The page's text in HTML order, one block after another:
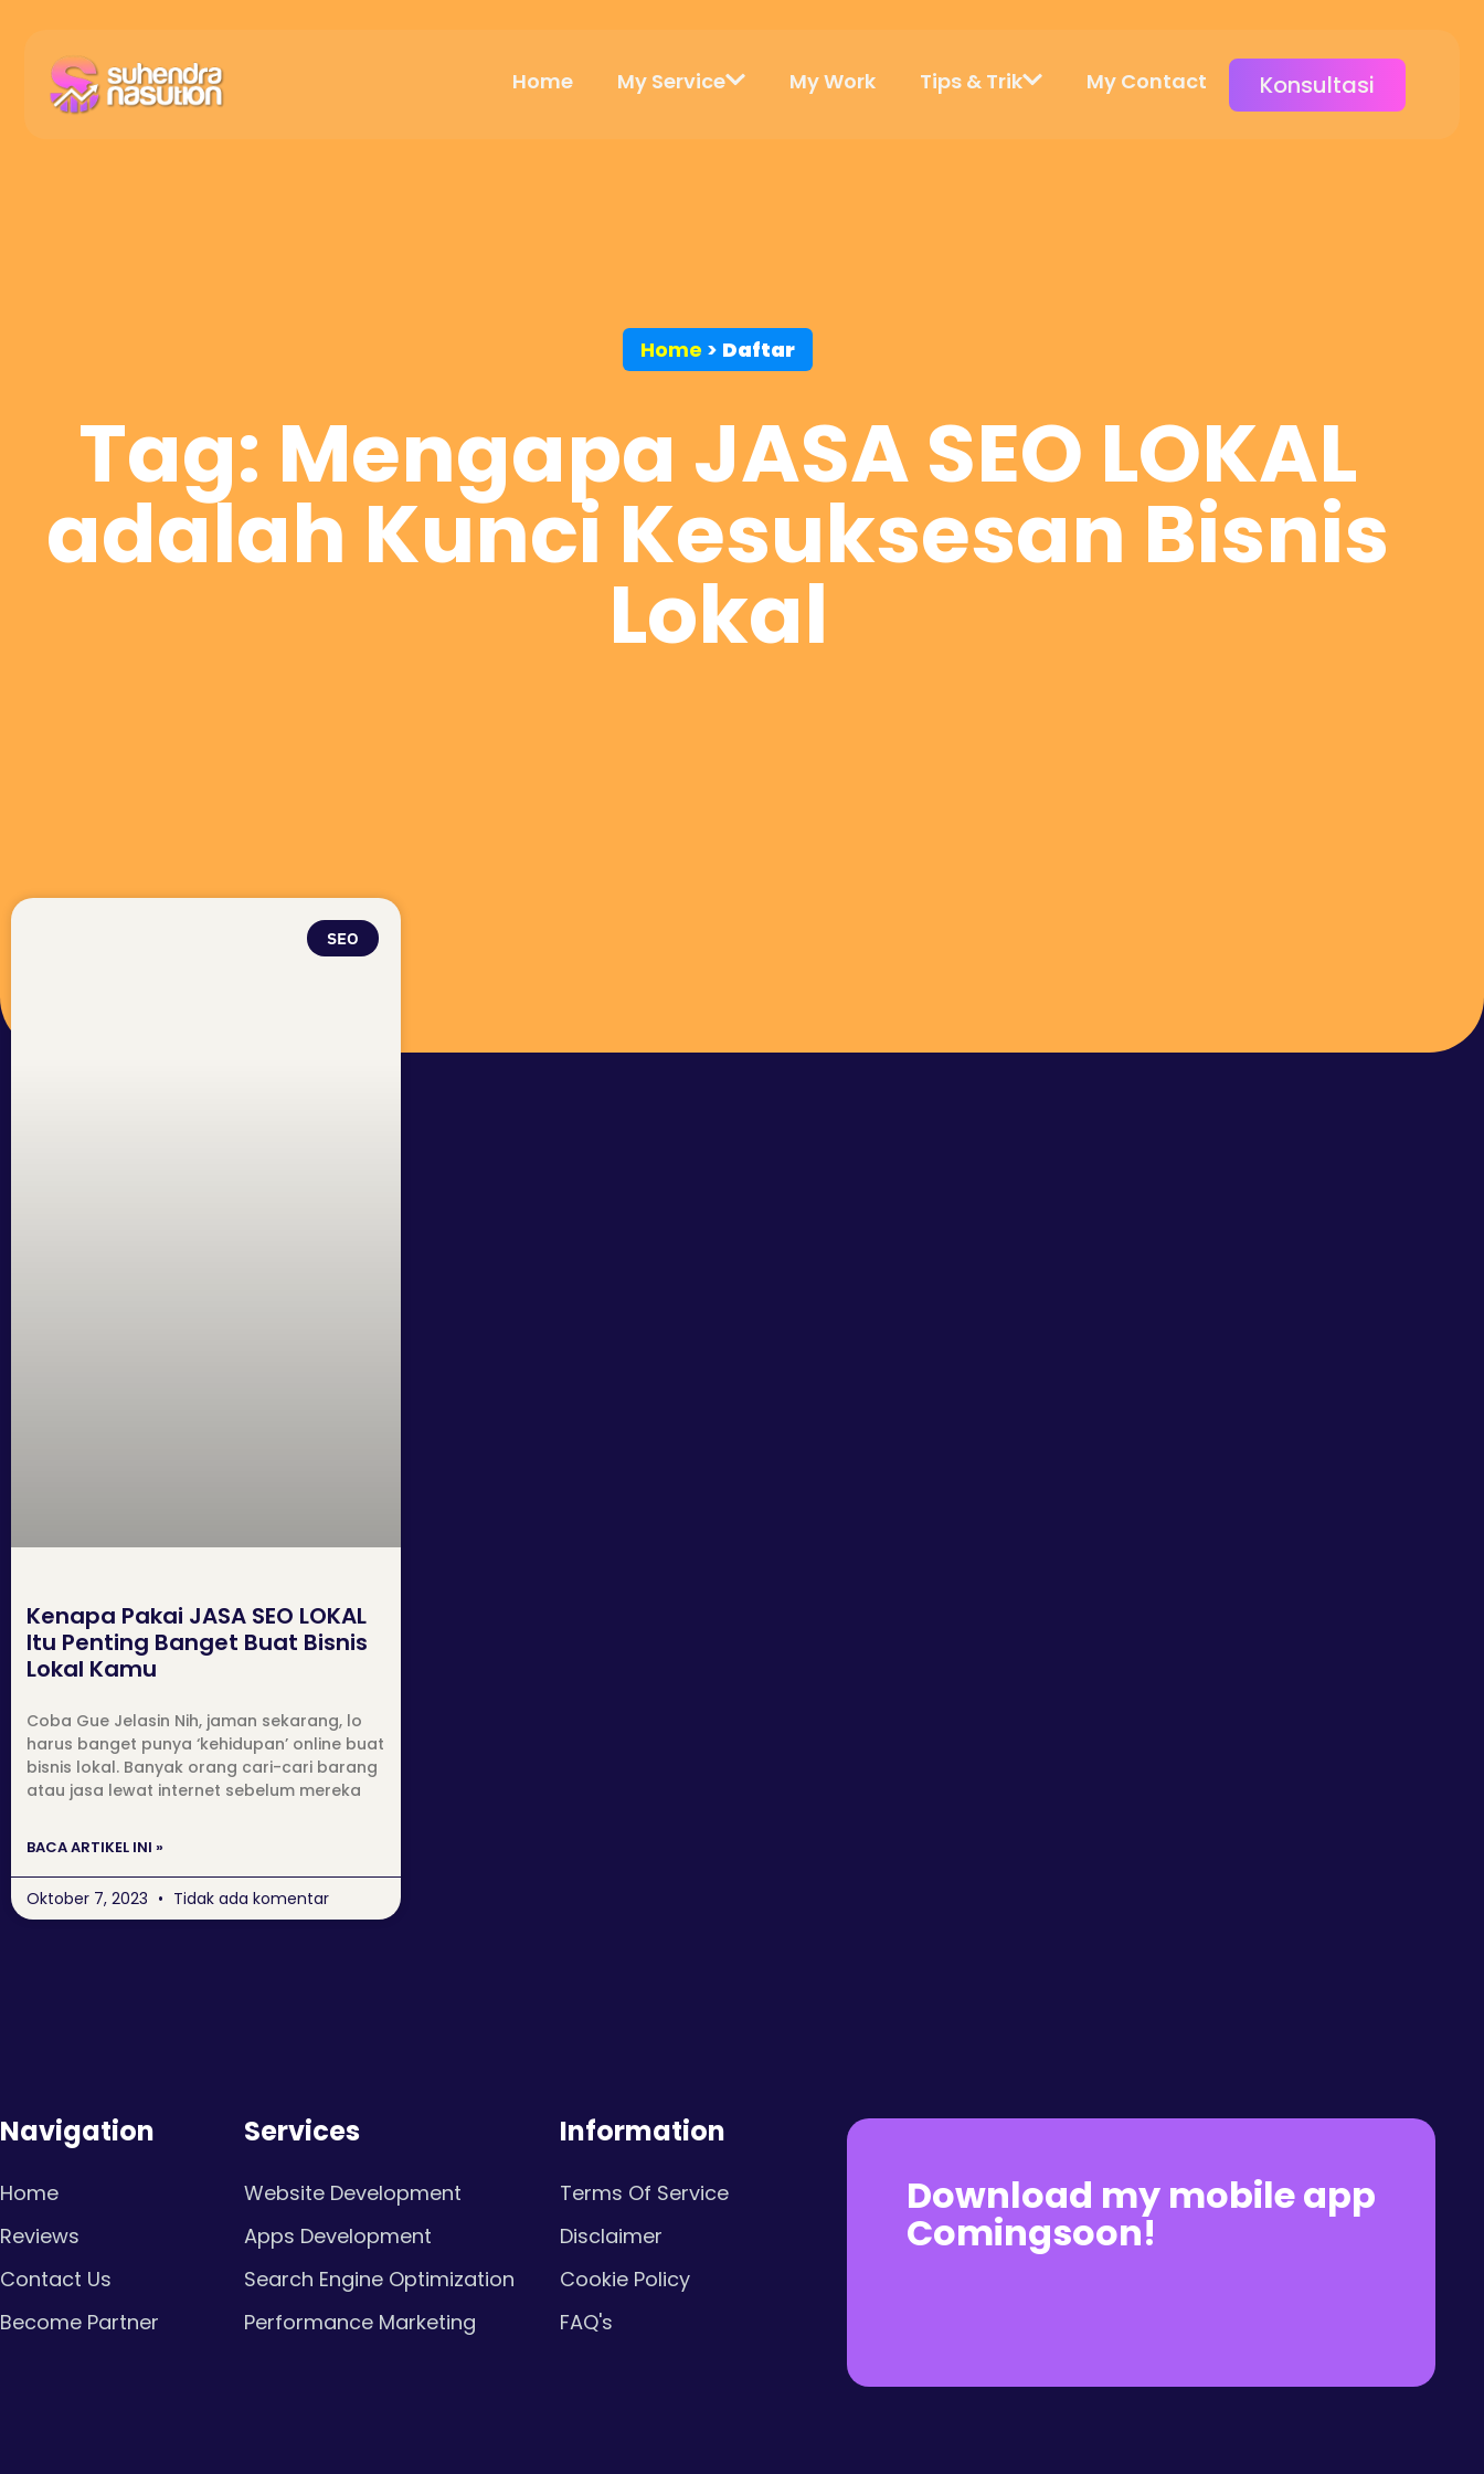
Home My Service My Work Tips & Trik My Contact Konsultasi
Home > Daftar
Tag: Mengapa JASA SEO LOKAL
adalah Kunci Kesuksesan Bisnis
Lokal
SEO
Kenapa Pakai JASA SEO LOKAL
Itu Penting Banget Buat Bisnis
Lokal Kamu
Coba Gue Jelasin Nih, jaman sekarang, lo
harus banget punya ‘kehidupan’ online buat
bisnis lokal. Banyak orang cari-cari barang
atau jasa lewat internet sebelum mereka
BACA ARTIKEL INI »
Oktober 7, 2023 Tidak ada komentar
Navigation
Home
Reviews
Contact Us
Become Partner
Services
Website Development
Apps Development
Search Engine Optimization
Performance Marketing
Information
Terms Of Service
Disclaimer
Cookie Policy
FAQ's
Download my mobile app
Comingsoon!